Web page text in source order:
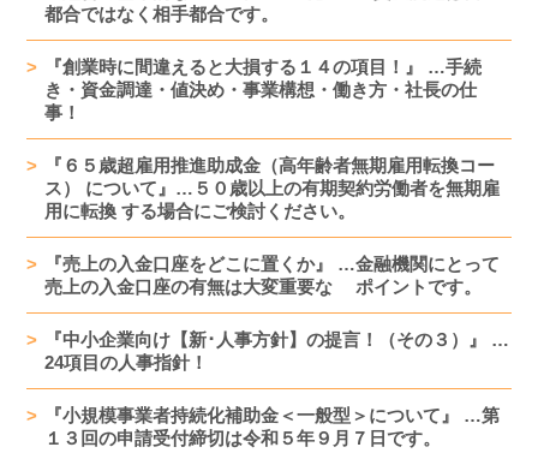
都合ではなく相手都合です。
『創業時に間違えると大損する１４の項目！』 …手続
き・資金調達・値決め・事業構想・働き方・社長の仕
事！
『６５歳超雇用推進助成金（高年齢者無期雇用転換コー
ス） について』…５０歳以上の有期契約労働者を無期雇
用に転換 する場合にご検討ください。
『売上の入金口座をどこに置くか』 …金融機関にとって
売上の入金口座の有無は大変重要な ポイントです。
『中小企業向け【新･人事方針】の提言！（その３）』 …
24項目の人事指針！
『小規模事業者持続化補助金＜一般型＞について』 …第
１３回の申請受付締切は令和５年９月７日です。